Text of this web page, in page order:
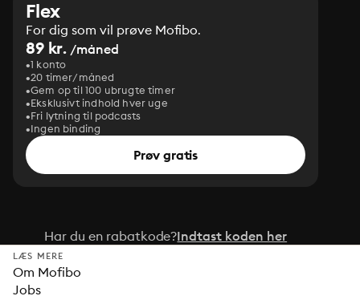
Flex
For dig som vil prøve Mofibo.
89 kr. /måned
1 konto
20 timer/måned
Gem op til 100 ubrugte timer
Eksklusivt indhold hver uge
Fri lytning til podcasts
Ingen binding
Prøv gratis
Har du en rabatkode?Indtast koden her
LÆS MERE
Om Mofibo
Jobs